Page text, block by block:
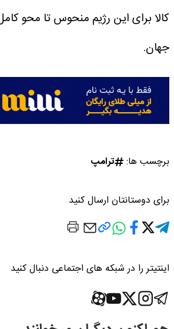
کالا برای این رژیم منحوس تا محو
جهان.
برچسب ها: ترامپ
برای دوستانتان ارسال کنید
اینتیتر را در شبکه های اجتماعی دنبال کنید